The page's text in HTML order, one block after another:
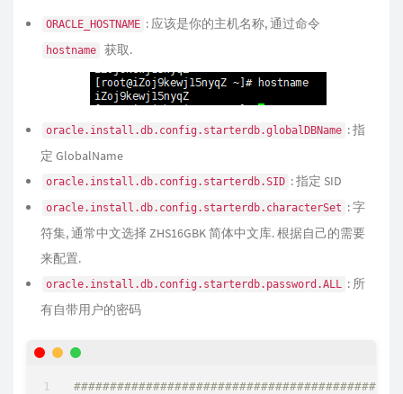
ORACLE_HOSTNAME : 应该是你的主机名称, 通过命令
hostname 获取.
oracle.install.db.config.starterdb.globalDBName : 指
定 GlobalName
oracle.install.db.config.starterdb.SID : 指定 SID
oracle.install.db.config.starterdb.characterSet : 字
符集, 通常中文选择 ZHS16GBK 简体中文库. 根据自己的需要
来配置.
oracle.install.db.config.starterdb.password.ALL : 所
有自带用户的密码